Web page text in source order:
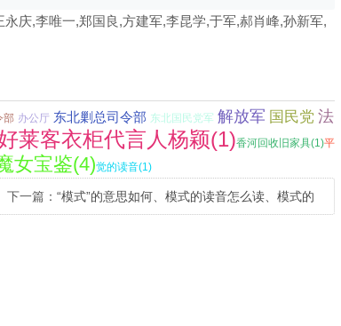
庆,李唯一,郑国良,方建军,李昆学,于军,郝肖峰,孙新军,
部 办公厅 东北剿总司令部 东北国民党军 解放军 国民党 法
莱客衣柜代言人杨颖(1)香河回收旧家具(1)平
女宝鉴(4)觉的读音(1)
下一篇：“模式”的意思如何、模式的读音怎么读、模式的